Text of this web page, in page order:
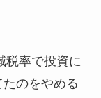
税率で投資に
のをやめる